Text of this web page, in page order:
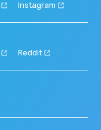
Instagram
Reddit